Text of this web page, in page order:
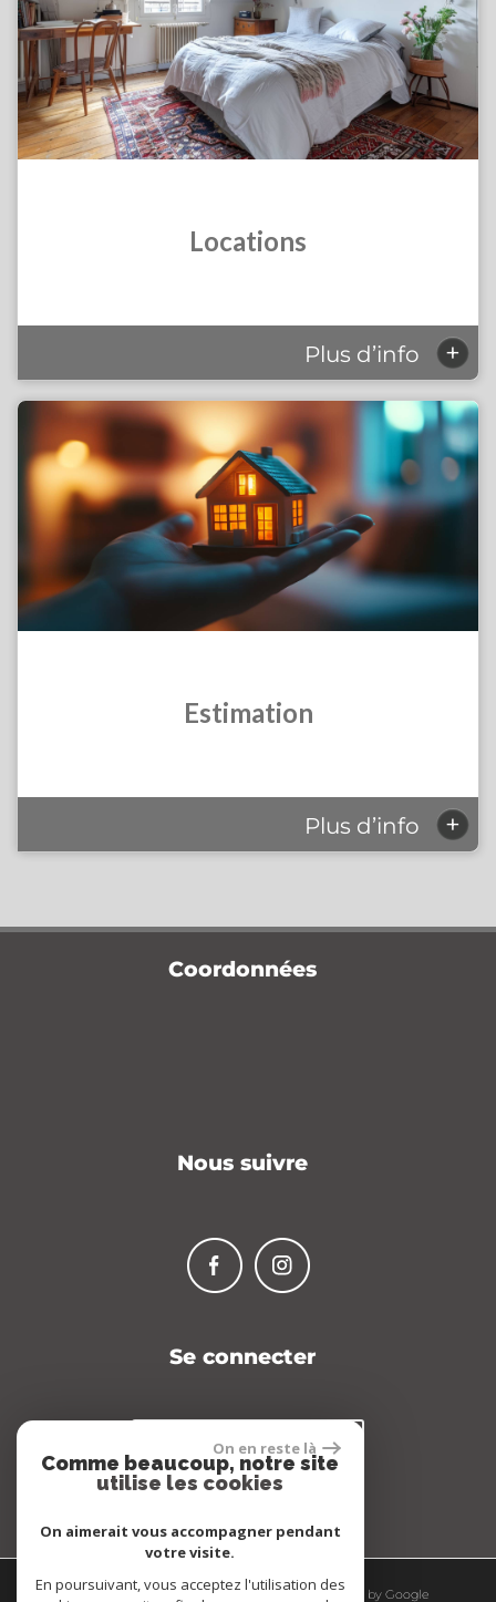
Locations
Plus d’info +
Estimation
Plus d’info +
Coordonnées
Nous suivre
Se connecter
Espace propriétaire
© 2026 | Tous droits réservés | Traduction powered by Google
On en reste là
Comme beaucoup, notre site
utilise les cookies
On aimerait vous accompagner pendant
votre visite.
En poursuivant, vous acceptez l'utilisation des